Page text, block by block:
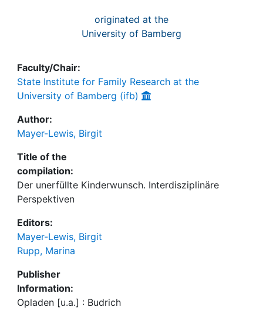
originated at the
University of Bamberg
Faculty/Chair:
State Institute for Family Research at the
University of Bamberg (ifb)
Author:
Mayer-Lewis, Birgit
Title of the
compilation:
Der unerfüllte Kinderwunsch. Interdisziplinäre
Perspektiven
Editors:
Mayer-Lewis, Birgit
Rupp, Marina
Publisher
Information:
Opladen [u.a.] : Budrich